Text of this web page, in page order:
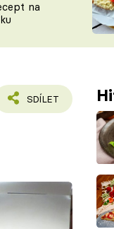
ČASOPIS
na
SDÍLET